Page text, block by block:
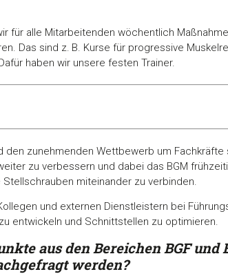
für alle Mitarbeitenden wöchentlich
Das sind z. B. Kurse für progressive
haben wir unsere festen Trainer.
zunehmenden Wettbewerb um
zu verbessern und dabei das BGM
miteinander zu verbinden.
und externen Dienstleistern bei
entwickeln und Schnittstellen zu optimieren.
aus den Bereichen BGF und
werden?